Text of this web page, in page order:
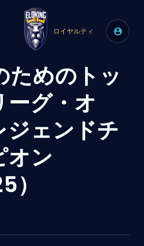
ロイヤルティ
ためのトッ
ーグ・オ
ジェンドチ
オン
）